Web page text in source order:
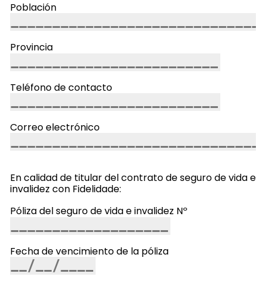
Población
Provincia
Teléfono de contacto
Correo electrónico
En calidad de titular del contrato de seguro de vida e
invalidez con Fidelidade:
Póliza del seguro de vida e invalidez Nº
Fecha de vencimiento de la póliza